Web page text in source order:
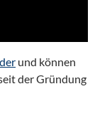
und können
seit der Gründung